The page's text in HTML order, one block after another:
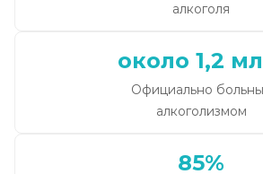
алкоголя
около 1,2
Официально
алкоголизмом
85%